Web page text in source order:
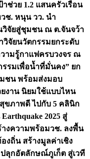
ช่วย 1.2 แสนครัวเรือน
วช. หนุน วว. นำ
วิจัยสู่ชุมชน ณ ต.จันจว้า
วิจัยนวัตกรรมยกระดับ
ามรู้กาแฟครบวงจร ณ
รมเพื่อน้ำที่มั่นคง” ยก
ชน พร้อมส่งมอบ
งาน นิยมใช้แบบไหน
ขภาพดี ไปกับ 5 คลินิก
2025 สู่
างความพร้อมวช. ลงพื้น
งถิ่น สร้างมูลค่าเชิง
ลุกอัตลักษณ์ภูเก็ต สู่เวที